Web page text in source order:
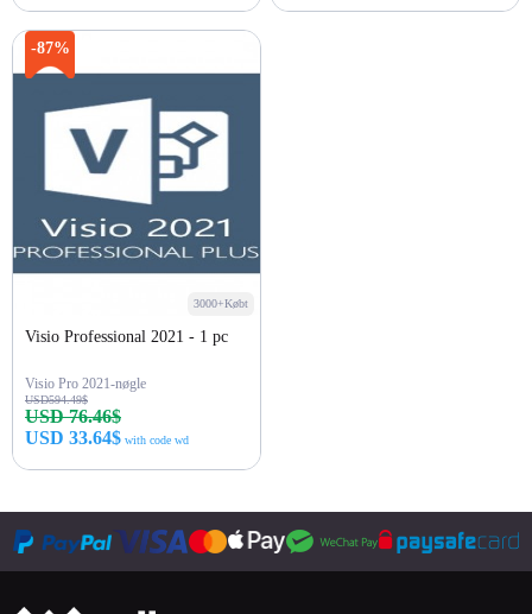
-87%
3000+Købt
Visio Professional 2021 - 1 pc
Visio Pro 2021-nøgle
USD594.49$
USD 76.46$
USD 33.64$ with code wd